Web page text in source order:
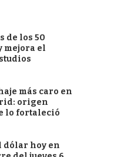
de los 50
mejora el
más caro en
origen
lo fortaleció
dólar hoy en